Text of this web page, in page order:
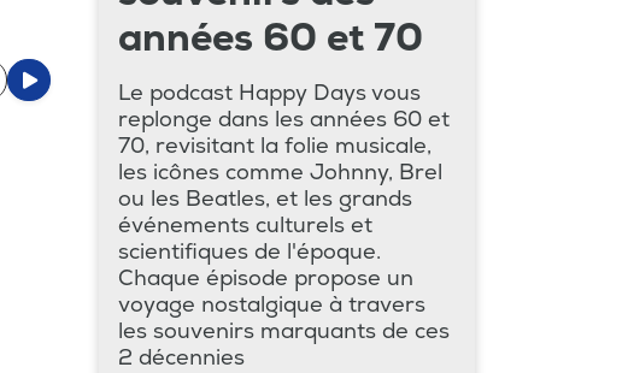
années 60 et 70
Le podcast Happy Days vous
replonge dans les années 60 et
70, revisitant la folie musicale,
les icônes comme Johnny, Brel
ou les Beatles, et les grands
événements culturels et
scientifiques de l'époque.
Chaque épisode propose un
voyage nostalgique à travers
les souvenirs marquants de ces
2 décennies